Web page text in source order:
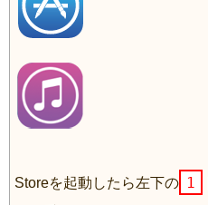
Storeを起動したら左下の 1